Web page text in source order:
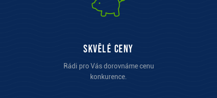
Skvělé ceny
Rádi pro Vás dorovnáme cenu
konkurence.